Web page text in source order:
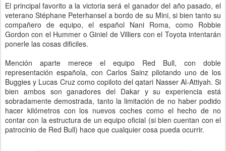
El principal favorito a la victoria será el ganador del año pasado, el
veterano Stéphane Peterhansel a bordo de su Mini, si bien tanto su
compañero de equipo, el español Nani Roma, como Robbie
Gordon con el Hummer o Giniel de Villiers con el Toyota intentarán
ponerle las cosas dificiles.
Mención aparte merece el equipo Red Bull, con doble
representación española, con Carlos Sainz pilotando uno de los
Buggies y Lucas Cruz como copiloto del qatari Nasser Al-Attiyah. Si
bien ambos son ganadores del Dakar y su experiencia está
sobradamente demostrada, tanto la limitación de no haber podido
hacer kilómetros con los nuevos coches como el hecho de no
contar con la estructura de un equipo oficial (si bien cuentan con el
patrocinio de Red Bull) hace que cualquier cosa pueda ocurrir.